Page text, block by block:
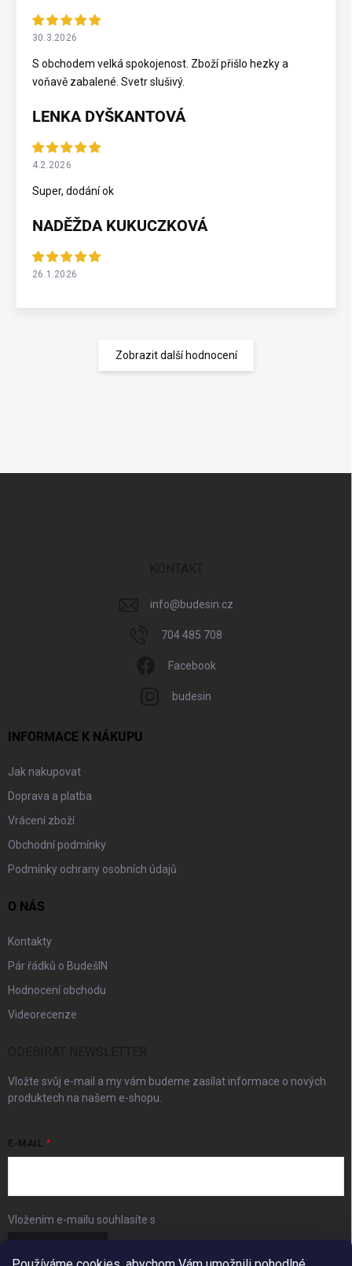
30.3.2026
S obchodem velká spokojenost. Zboží přišlo hezky a
voňavě zabalené. Svetr slušivý.
LENKA DYŠKANTOVÁ
4.2.2026
Super, dodání ok
NADĚŽDA KUKUCZKOVÁ
26.1.2026
Zobrazit další hodnocení
info@budesin.cz
704 485 708
Facebook
budesin
INFORMACE K NÁKUPU
Jak nakupovat
Doprava a platba
Vrácení zboží
Obchodní podmínky
Podmínky ochrany osobních údajů
O NÁS
Kontakty
Pár řádků o BudešIN
Hodnocení obchodu
Videorecenze
Vložte svůj e-mail a my vám budeme zasílat informace o nových
produktech na našem e-shopu.
E-MAIL
Vložením e-mailu souhlasíte s